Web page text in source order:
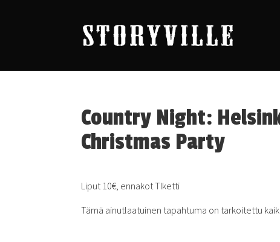
Country Night:
Christmas Party
Liput 10€, ennakot TIketti
Tämä ainutlaatuinen tapahtuma on tarkoitettu